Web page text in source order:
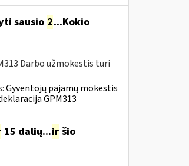
sausio 2...Kokio
Darbo užmokestis turi
Gyventojų pajamų mokestis
GPM313
15 dalių...iršio